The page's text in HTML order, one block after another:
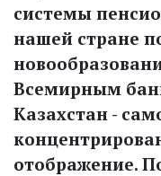
системы
нашей стране
Всемирным
Казахстан -
отображение.